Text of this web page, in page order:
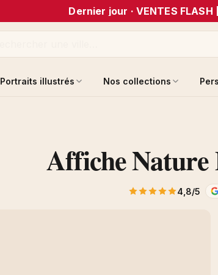
Dernier jour · VENTES FLASH
Portraits illustrés Nos collections
Affiche Nature
4,8/5